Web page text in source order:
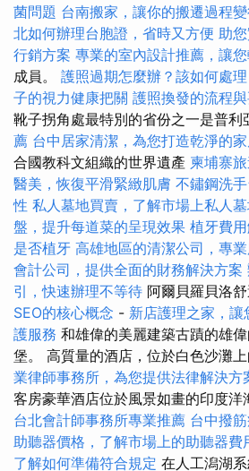
菌問題 台南搬家，讓你的搬遷過程
北如何辦理台胞證，省時又方便 助
行銷方案 專業的室內設計推薦，讓
成員。 護照過期怎麼辦？該如何處理
子的視力健康把關 護照換發的流程
靴子拐角處最特別的省份之一是普利
薦 台中居家清潔，為您打造乾淨的
合國教科文組織的世界遺產 柬埔寨
醫美，恢復平滑緊緻肌膚 不鏽鋼洗
性 私人墓地買賣，了解市場上私人
盤，提升每道菜的呈現效果 植牙費
是否植牙 高雄地區的清潔公司，專
會計公司，提供全面的財務解決方案
引，快速辦理不等待 阿爾貝羅貝洛
SEO的核心概念 - 新店護理之家，
護服務 和雄偉的美麗建築古蹟的雄
堡。 高質量的酒店，位於白色沙灘上
業律師事務所，為您提供法律解決方
客房豪華酒店位於風景如畫的印度洋
台北會計師事務所專業推薦 台中撥
助聽器價格，了解市場上的助聽器費
了解如何準備符合規定 在人工潟湖